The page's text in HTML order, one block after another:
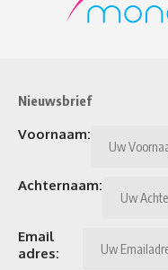
Nieuwsbrief
Voornaam:
Achternaam:
Email
adres: